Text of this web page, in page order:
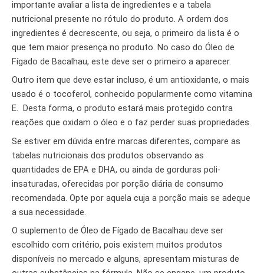
importante avaliar a lista de ingredientes e a tabela
nutricional presente no rótulo do produto. A ordem dos
ingredientes é decrescente, ou seja, o primeiro da lista é o
que tem maior presença no produto. No caso do Óleo de
Fígado de Bacalhau, este deve ser o primeiro a aparecer.
Outro item que deve estar incluso, é um antioxidante, o mais
usado é o tocoferol, conhecido popularmente como vitamina
E. Desta forma, o produto estará mais protegido contra
reações que oxidam o óleo e o faz perder suas propriedades.
Se estiver em dúvida entre marcas diferentes, compare as
tabelas nutricionais dos produtos observando as
quantidades de EPA e DHA, ou ainda de gorduras poli-
insaturadas, oferecidas por porção diária de consumo
recomendada. Opte por aquela cuja a porção mais se adeque
a sua necessidade.
O suplemento de Óleo de Fígado de Bacalhau deve ser
escolhido com critério, pois existem muitos produtos
disponíveis no mercado e alguns, apresentam misturas de